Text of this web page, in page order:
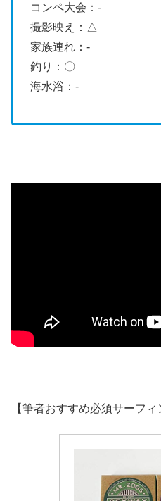
コンペ大会：-
撮影映え：△
家族連れ：-
釣り：〇
海水浴：-
【筆者おすすめ必須サーフ